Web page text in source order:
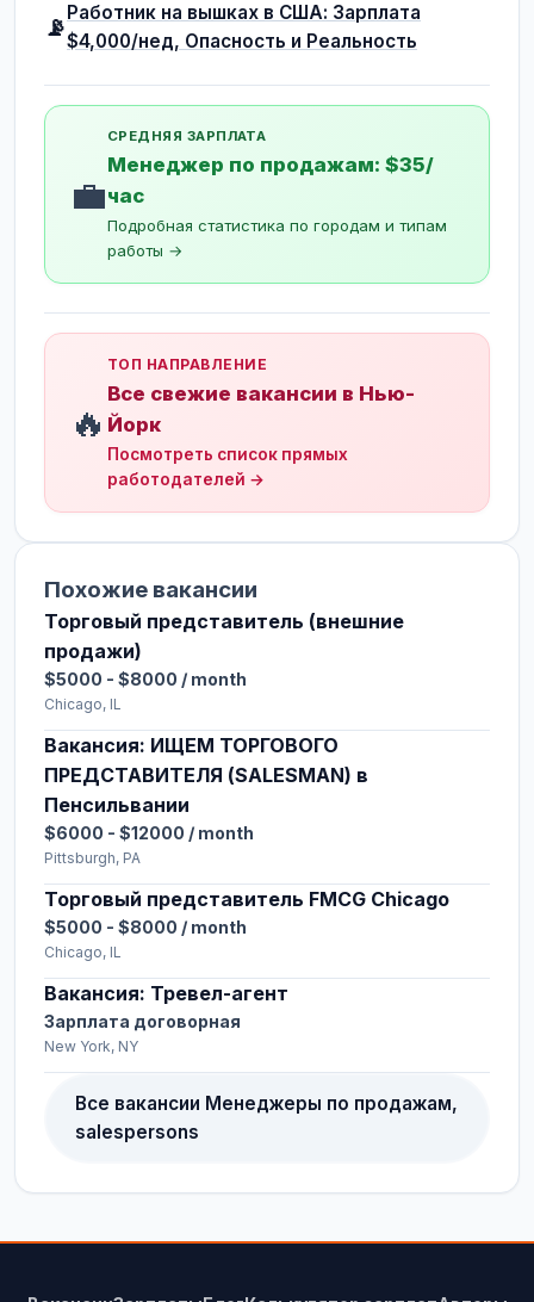
📡
Работник на вышках в США: Зарплата
$4,000/нед, Опасность и Реальность
💼
СРЕДНЯЯ ЗАРПЛАТА
Менеджер по продажам: $35/
час
Подробная статистика по городам и типам
работы →
🔥
ТОП НАПРАВЛЕНИЕ
Все свежие вакансии в Нью-
Йорк
Посмотреть список прямых
работодателей →
Похожие вакансии
Торговый представитель (внешние
продажи)
$5000 - $8000 / month
Chicago, IL
Вакансия: ИЩЕМ ТОРГОВОГО
ПРЕДСТАВИТЕЛЯ (SALESMAN) в
Пенсильвании
$6000 - $12000 / month
Pittsburgh, PA
Торговый представитель FMCG Chicago
$5000 - $8000 / month
Chicago, IL
Вакансия: Тревел-агент
Зарплата договорная
New York, NY
Все вакансии Менеджеры по продажам,
salespersons